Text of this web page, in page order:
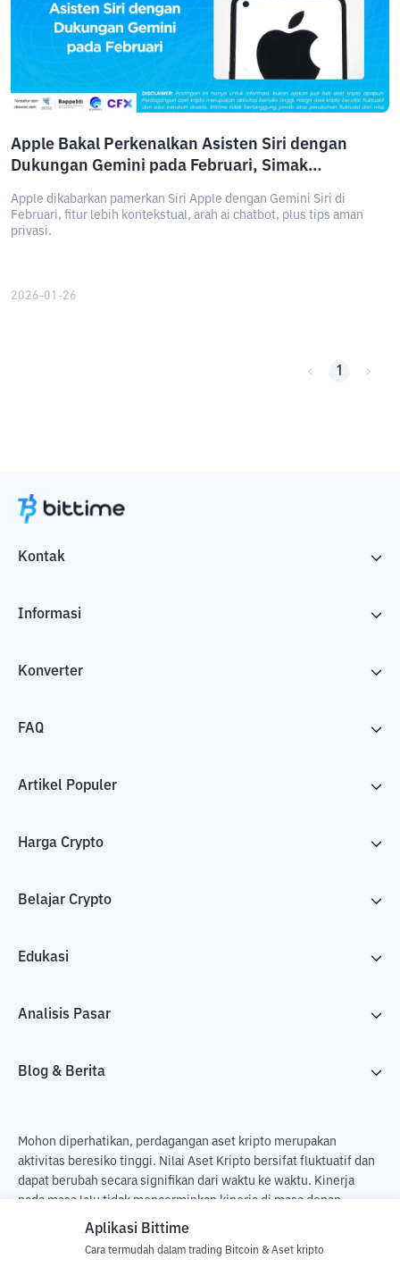
Apple Bakal Perkenalkan Asisten Siri dengan
Dukungan Gemini pada Februari, Simak
Apple dikabarkan pamerkan Siri Apple dengan Gemini Siri di
Februari, fitur lebih kontekstual, arah ai chatbot, plus tips aman
privasi.
2026-01-26
1
Kontak
Informasi
Konverter
FAQ
Artikel Populer
Harga Crypto
Belajar Crypto
Edukasi
Analisis Pasar
Blog & Berita
Mohon diperhatikan, perdagangan aset kripto merupakan
aktivitas beresiko tinggi. Nilai Aset Kripto bersifat fluktuatif dan
dapat berubah secara signifikan dari waktu ke waktu. Kinerja
pada masa lalu tidak mencerminkan kinerja di masa depan.
Terdapat risiko kehilangan sebagai dampak dari membeli dan
pengguna. PT Utama Aset Digital Indonesia (Bittime) tidak
Aplikasi Bittime
Cara termudah dalam trading Bitcoin & Aset kripto